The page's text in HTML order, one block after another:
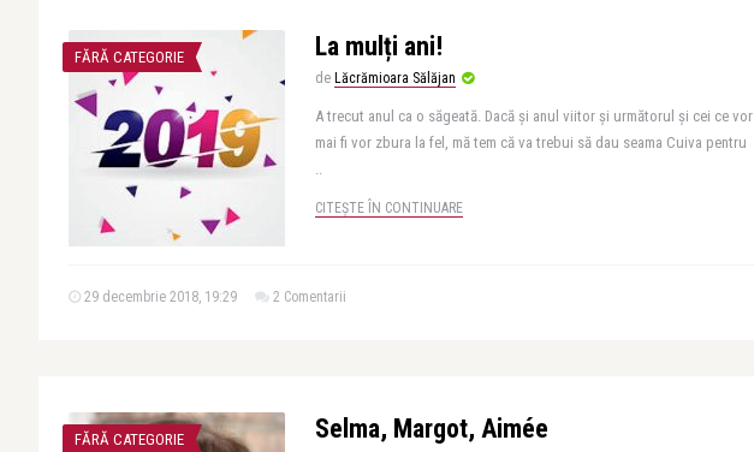
FĂRĂ CATEGORIE La mulți ani!
de Lăcrămioara Sălăjan
A trecut anul ca o săgeată. Dacă și anul viitor și următorul și cei ce vor
mai fi vor zbura la fel, mă tem că va trebui să dau seama Cuiva pentru
..
CITEȘTE ÎN CONTINUARE
29 decembrie 2018, 19:29 2 Comentarii
FĂRĂ CATEGORIE Selma, Margot, Aimée